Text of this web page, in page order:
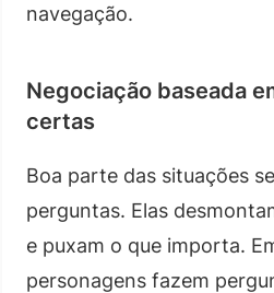
navegação.
Negociação baseada
certas
Boa parte das situações
perguntas. Elas
e puxam o que importa.
personagens fazem